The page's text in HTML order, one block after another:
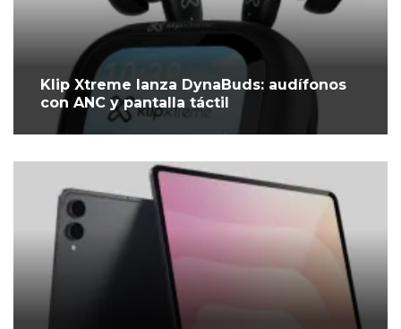
Klip Xtreme lanza DynaBuds: audífonos
con ANC y pantalla táctil